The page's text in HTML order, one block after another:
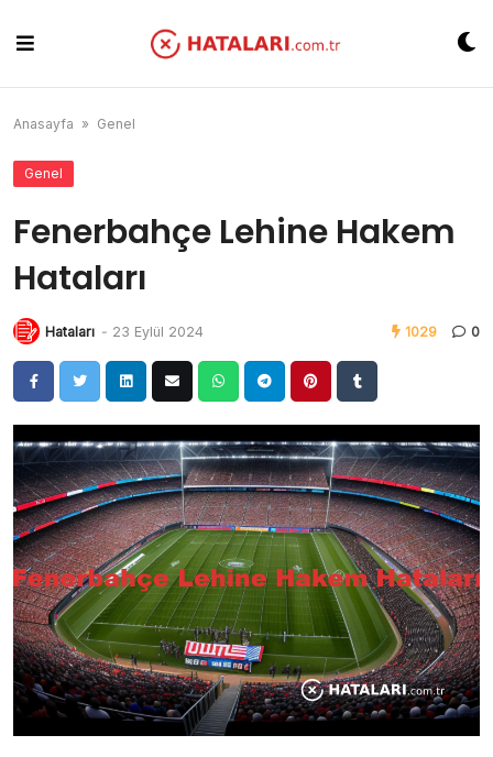
content
Anasayfa » Genel
Genel
Fenerbahçe Lehine Hakem
Hataları
Hataları - 23 Eylül 2024 1029 0